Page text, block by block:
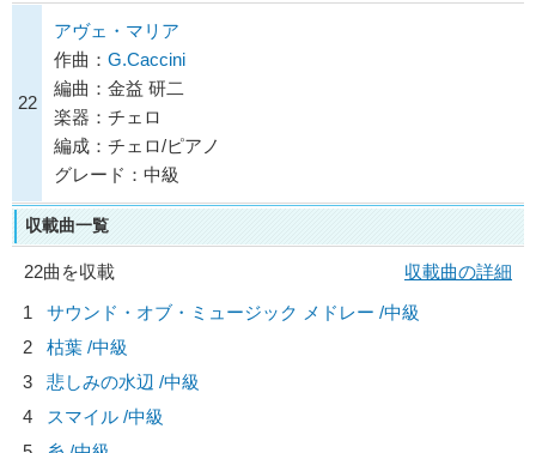
22
アヴェ・マリア
作曲： G.Caccini
編曲：金益 研二
楽器：チェロ
編成：チェロ/ピアノ
グレード：中級
収載曲一覧
22曲を収載
収載曲の詳細
1
サウンド・オブ・ミュージック メドレー /中級
2
枯葉 /中級
3
悲しみの水辺 /中級
4
スマイル /中級